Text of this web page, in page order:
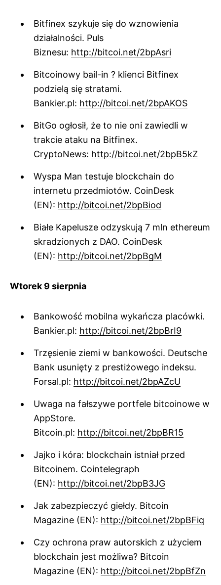
Bitfinex szykuje się do wznowienia
działalności. Puls
Biznesu: http://bitcoi.net/2bpAsri
Bitcoinowy bail-in ? klienci Bitfinex
podzielą się stratami.
Bankier.pl: http://bitcoi.net/2bpAKOS
BitGo ogłosił, że to nie oni zawiedli w
trakcie ataku na Bitfinex.
CryptoNews: http://bitcoi.net/2bpB5kZ
Wyspa Man testuje blockchain do
internetu przedmiotów. CoinDesk
(EN): http://bitcoi.net/2bpBiod
Białe Kapelusze odzyskują 7 mln ethereum
skradzionych z DAO. CoinDesk
(EN): http://bitcoi.net/2bpBgM
Wtorek 9 sierpnia
Bankowość mobilna wykańcza placówki.
Bankier.pl: http://bitcoi.net/2bpBrI9
Trzęsienie ziemi w bankowości. Deutsche
Bank usunięty z prestiżowego indeksu.
Forsal.pl: http://bitcoi.net/2bpAZcU
Uwaga na fałszywe portfele bitcoinowe w
AppStore.
Bitcoin.pl: http://bitcoi.net/2bpBR15
Jajko i kóra: blockchain istniał przed
Bitcoinem. Cointelegraph
(EN): http://bitcoi.net/2bpB3JG
Jak zabezpieczyć giełdy. Bitcoin
Magazine (EN): http://bitcoi.net/2bpBFiq
Czy ochrona praw autorskich z użyciem
blockchain jest możliwa? Bitcoin
Magazine (EN): http://bitcoi.net/2bpBfZn